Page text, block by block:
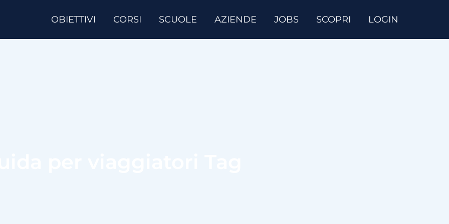
OBIETTIVI CORSI SCUOLE AZIENDE JOBS SCOPRI LOGIN